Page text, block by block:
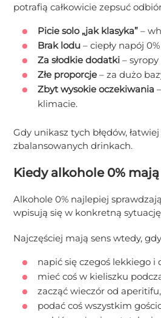
potrafią całkowicie zepsuć
Picie solo „jak klasyka” –
Brak lodu – ciepły napój
Za słodkie dodatki –
Złe proporcje – za dużo
Zbyt wysokie oczekiwania
klimacie.
Gdy unikasz tych błędów,
zbalansowanych drinkach.
Kiedy alkohole 0%
Alkohole 0% najlepiej
wpisują się w konkretną
Najczęściej mają sens wtedy,
napić się czegoś lekkiego
mieć coś w kieliszku
zacząć wieczór od
podać coś wszystkim